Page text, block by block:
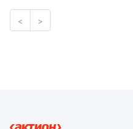
< >